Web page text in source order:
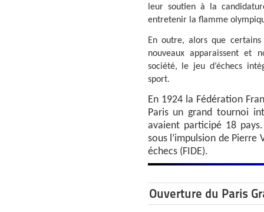
leur soutien à la
entretenir la flamme
En outre, alors que
nouveaux apparaissent et
société, le jeu d’échecs
sport.
En 1924 la Fédération
Paris un grand tournoi
avaient participé 18
sous l’impulsion de
échecs (FIDE).
Ouverture du Paris